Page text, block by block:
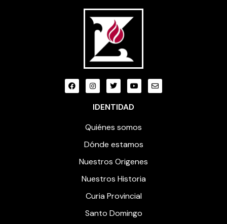
IDENTIDAD
Quiénes somos
Dónde estamos
Nuestros Origenes
Nuestros Historia
Curia Provincial
Santo Domingo